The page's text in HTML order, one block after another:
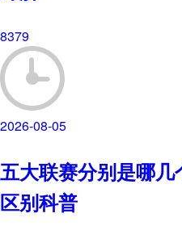
8379
2026-08-05
五大联赛分别是哪
区别科普